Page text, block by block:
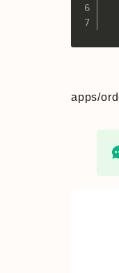
apps/